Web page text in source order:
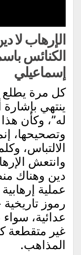
الإرهاب لا
الكنائس
إسماعيلي
كل مرة يطلع
ينتهي
له”، وكأن
وتصحيحها،
الالتباس،
وانتعش
دين وهناك
عملية
رموز
عدائية،
غير متقطعة
المذاهب.